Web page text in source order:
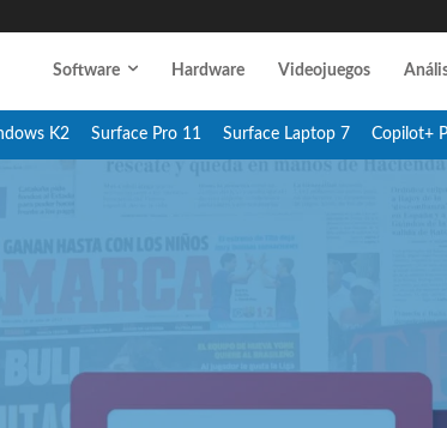
Software Hardware Videojuegos
K2 Surface Pro 11 Surface Laptop 7 Copilot+